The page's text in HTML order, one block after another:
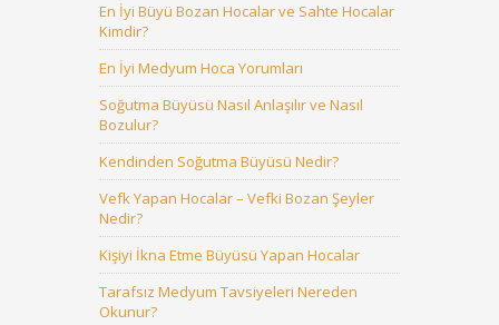
En İyi Büyü Bozan Hocalar ve Sahte Hocalar
Kimdir?
En İyi Medyum Hoca Yorumları
Soğutma Büyüsü Nasıl Anlaşılır ve Nasıl
Bozulur?
Kendinden Soğutma Büyüsü Nedir?
Vefk Yapan Hocalar – Vefki Bozan Şeyler
Nedir?
Kişiyi İkna Etme Büyüsü Yapan Hocalar
Tarafsız Medyum Tavsiyeleri Nereden
Okunur?